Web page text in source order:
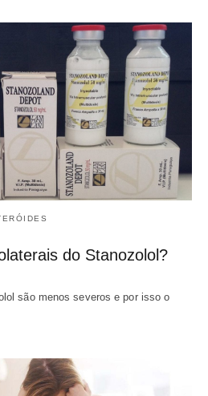
do Stanozolol?
são menos severos e por isso o